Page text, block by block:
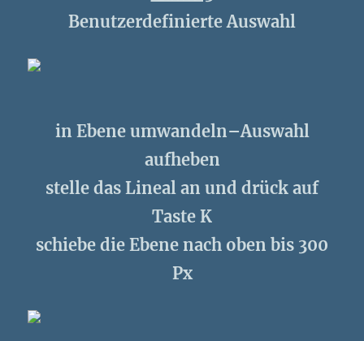
Benutzerdefinierte Auswahl
in Ebene umwandeln–Auswahl
aufheben
stelle das Lineal an und drück auf
Taste K
schiebe die Ebene nach oben bis 300
Px